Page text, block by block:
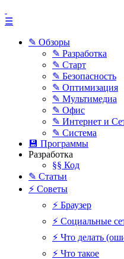
☰
✎ Обзоры
✎ Разработка
✎ Старт
✎ Безопасность
✎ Оптимизация
✎ Мультимедиа
✎ Офис
✎ Интернет и
✎ Система
💾 Программы
Разработка
§§ Код
✎ Статьи
⚡ Советы
⚡ Браузер
⚡ Социальные
⚡ Что делать
⚡ Что такое